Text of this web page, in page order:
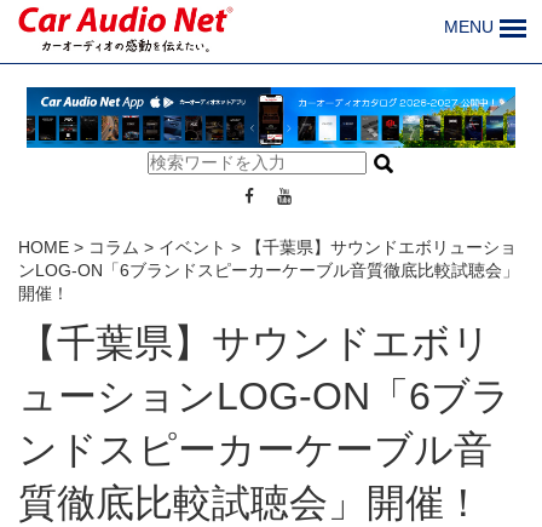
MENU
HOME > コラム > イベント >
【千葉県】サウンドエボリューショ
ンLOG-ON「6ブランドスピーカーケーブル音質徹底比較試聴会」
開催！
【千葉県】サウンドエボリ
ューションLOG-ON「6ブラ
ンドスピーカーケーブル音
質徹底比較試聴会」開催！